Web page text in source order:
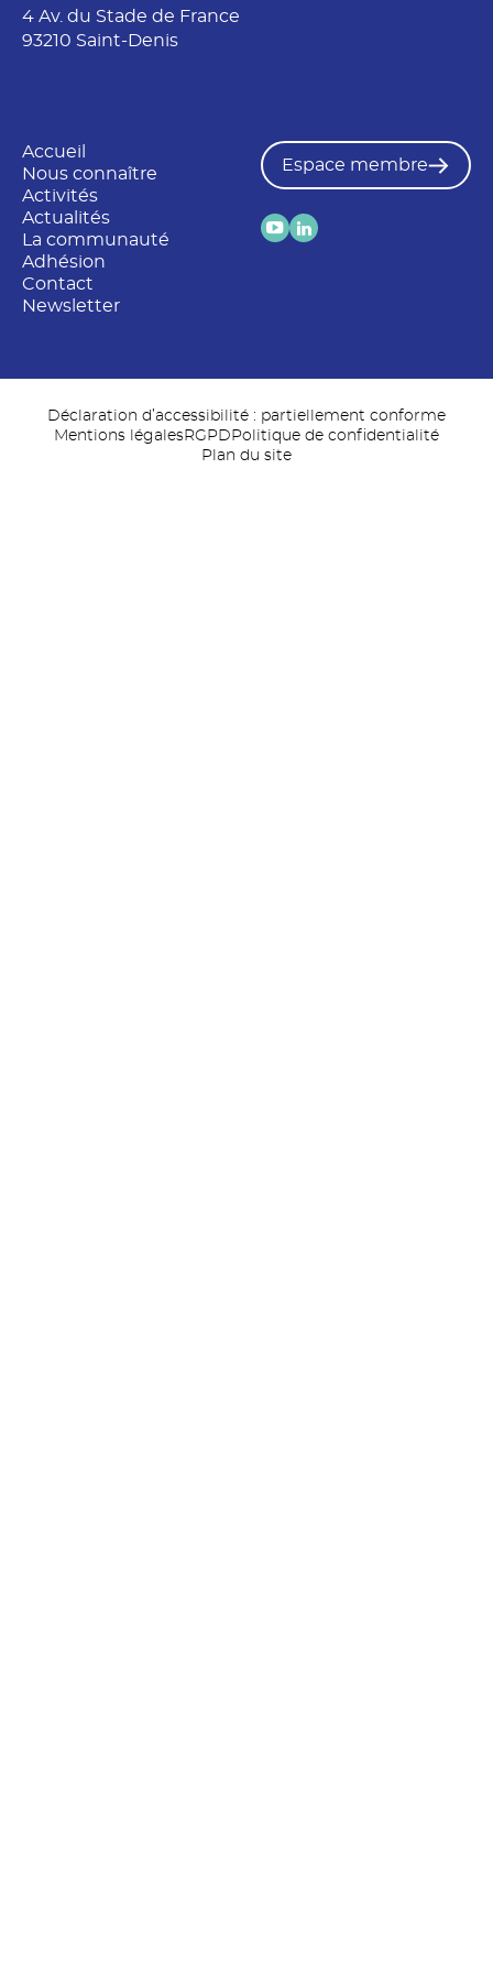
4 Av. du Stade de France
93210 Saint-Denis
Accueil
Nous connaître
Activités
Actualités
La communauté
Adhésion
Contact
Newsletter
Espace membre
Déclaration d’accessibilité : partiellement conforme
Mentions légalesRGPD Politique de confidentialité
Plan du site